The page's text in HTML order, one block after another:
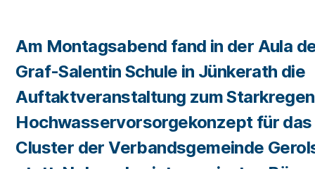
Am Montagsabend fand in der Aula
Graf-Salentin Schule in Jünkerath die
Auftaktveranstaltung zum
Hochwasservorsorgekonzept für das
Cluster der Verbandsgemeinde